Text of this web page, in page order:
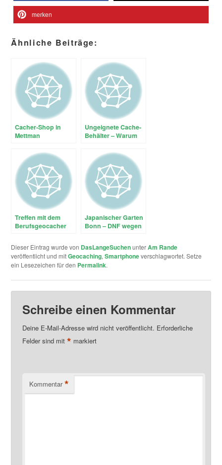
merken
Ähnliche Beiträge:
Cacher-Shop in
Mettman
Ungeignete Cache-
Behälter – Warum
Owner so etwas?
Treffen mit dem
Berufsgeocacher
Japanischer Garten
Bonn – DNF wegen
Dieser Eintrag wurde von DasLangeSuchenunterAm Rande
veröffentlicht und mitGeocaching,Smartphoneverschlagwortet. Setze
ein Lesezeichen für den Permalink.
Schreibe einen Kommentar
Deine E-Mail-Adresse wird nicht veröffentlicht. Erforderliche
Felder sind mit * markiert
Kommentar *